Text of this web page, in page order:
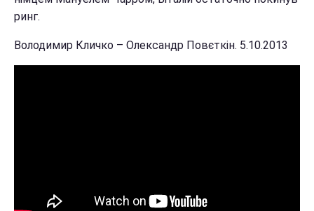
ринг.
Володимир Кличко – Олександр Повєткін. 5.10.2013